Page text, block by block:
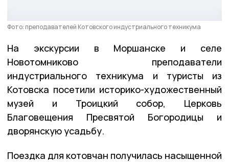
Фото: преподавателей Котовского индустриального техникума
На экскурсии в Моршанске и селе
Новотомниково преподаватели
индустриального техникума и туристы из
Котовска посетили историко-художественный
музей и Троицкий собор, Церковь
Благовещения Пресвятой Богородицы и
дворянскую усадьбу.
Поездка для котовчан получилась насыщенной